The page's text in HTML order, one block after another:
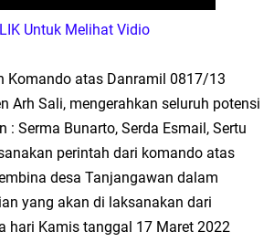
Kemandirian UMKM, LAZISNU Kedamean Bantu
Perkuat Ekonomi Lewat Pemanfaatan Gedung C
Komunitas Gowes dan Pasar Ahad
Randuagung
Untuk Melihat Vidio
Komando atas Danramil 0817/13
Arh Sali, mengerahkan seluruh potensi
: Serma Bunarto, Serda Esmail, Sertu
perintah dari komando atas
desa Tanjangawan dalam
yang akan di laksanakan dari
hari Kamis tanggal 17 Maret 2022